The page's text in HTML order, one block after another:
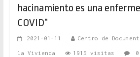
hacinamiento es una
COVID”
2021-01-11 Centro de
la Vivienda 1915 visitas 0